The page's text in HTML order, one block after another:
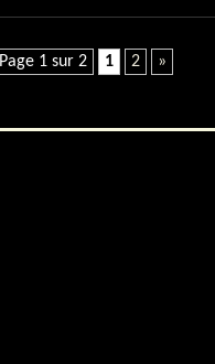
Page 1 sur 2 1 2 »